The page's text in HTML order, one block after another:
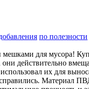
по полезности
мешками для мусора!
они действительно
их для
Материал